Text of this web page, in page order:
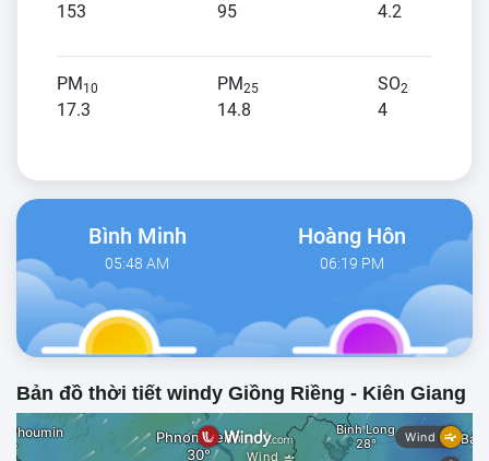
153
95 4.2
PM10
17.3
PM25
14.8
SO2
4
Bình Minh
05:48 AM
Hoàng Hôn
06:19 PM
Bản đồ thời tiết windy Giồng Riềng - Kiên Giang